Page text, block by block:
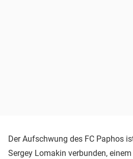
Der Aufschwung des FC Paphos
Sergey Lomakin verbunden,